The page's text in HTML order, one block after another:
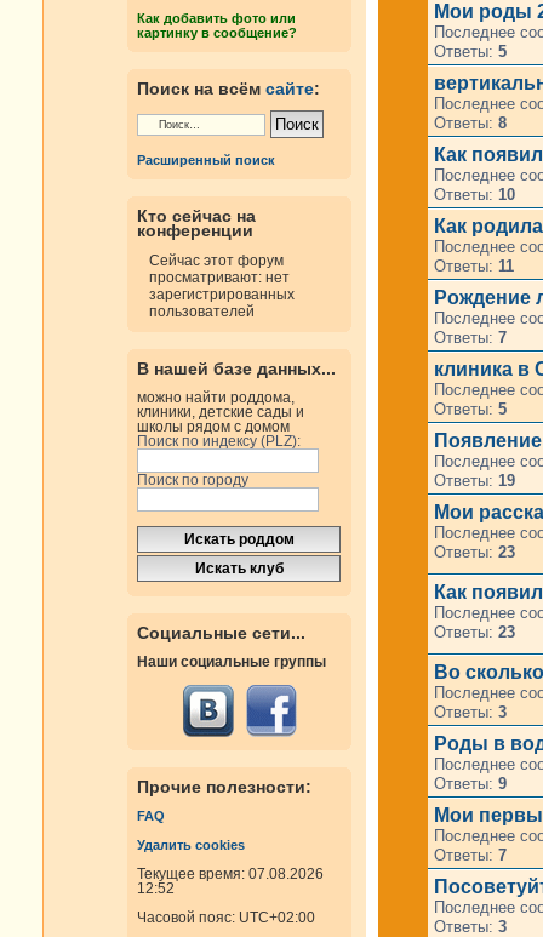
Как добавить фото или
картинку в сообщение?
Поиск на всём сайте:
Расширенный поиск
Кто сейчас на
конференции
Сейчас этот форум
просматривают: нет
зарегистрированных
пользователей
В нашей базе данных...
можно найти роддома,
клиники, детские сады и
школы рядом с домом
Поиск по индексу (PLZ):
Поиск по городу
Социальные сети...
Наши социальные группы
Прочие полезности:
FAQ
Удалить cookies
Текущее время: 07.08.2026
12:52
Часовой пояс: UTC+02:00
Мои роды
Последнее
Ответы: 5
Последнее
Ответы: 8
Как
Последнее
Ответы: 10
Как
Последнее
Ответы: 11
Рождение
Последнее
Ответы: 7
клиника в
Последнее
Ответы: 5
Последнее
Ответы: 19
Мои
Последнее
Ответы: 23
Как
Последнее
Ответы: 23
Во
Последнее
Ответы: 3
Роды в
Последнее
Ответы: 9
Мои
Последнее
Ответы: 7
Последнее
Ответы: 3